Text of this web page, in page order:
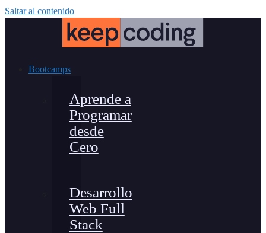
Saltar al contenido
Bootcamps
Aprende a
Programar
desde
Cero
Desarrollo
Web Full
Stack